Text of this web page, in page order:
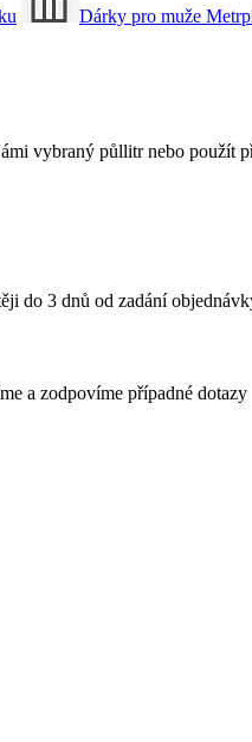
Dárky pro muže
vybraný půllitr nebo použít
do 3 dnů od zadání
a zodpovíme případné dotazy